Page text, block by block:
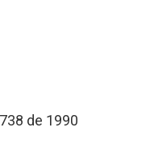
de 1990